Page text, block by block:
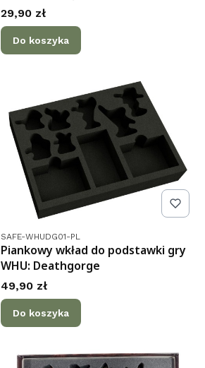
Cena
29,90 zł
Do koszyka
Kod produktu
SAFE-WHUDG01-PL
Piankowy wkład do podstawki gry
WHU: Deathgorge
Cena
49,90 zł
Do koszyka